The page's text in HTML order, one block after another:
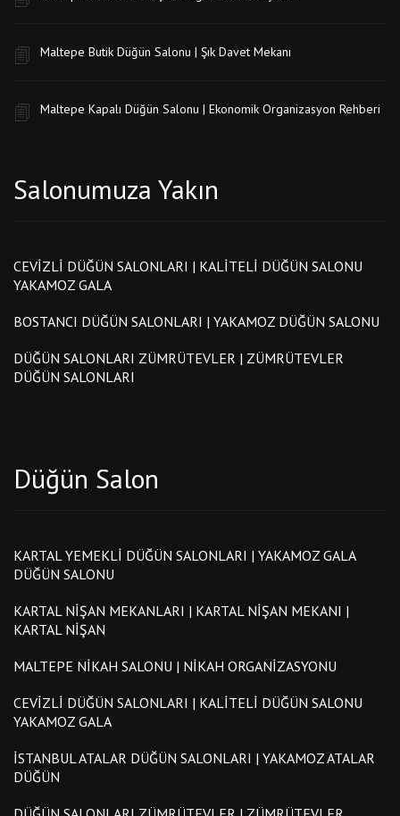
Maltepe Butik Düğün Salonu | Şık Davet Mekanı
Maltepe Kapalı Düğün Salonu | Ekonomik Organizasyon Rehberi
Salonumuza Yakın
CEVIZLI DÜĞÜN SALONLARI | KALITELI DÜĞÜN SALONU
YAKAMOZ GALA
BOSTANCI DÜĞÜN SALONLARI | YAKAMOZ DÜĞÜN SALONU
DÜĞÜN SALONLARI ZÜMRÜTEVLER | ZÜMRÜTEVLER
DÜĞÜN SALONLARI
Düğün Salon
KARTAL YEMEKLI DÜĞÜN SALONLARI | YAKAMOZ GALA
DÜĞÜN SALONU
KARTAL NIŞAN MEKANLARI | KARTAL NIŞAN MEKANI |
KARTAL NIŞAN
MALTEPE NIKAH SALONU | NIKAH ORGANIZASYONU
CEVIZLI DÜĞÜN SALONLARI | KALITELI DÜĞÜN SALONU
YAKAMOZ GALA
İSTANBUL ATALAR DÜĞÜN SALONLARI | YAKAMOZ ATALAR
DÜĞÜN